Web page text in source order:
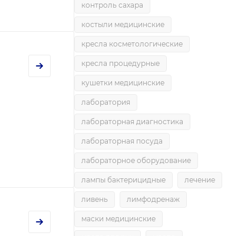
контроль сахара
костыли медицинские
кресла косметологические
кресла процедурные
кушетки медицинские
лаборатория
лабораторная диагностика
лабораторная посуда
лабораторное оборудование
лампы бактерицидные лечение
ливень лимфодренаж
маски медицинские